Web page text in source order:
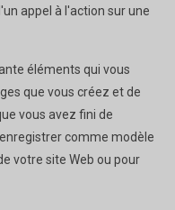
appel à l'action sur une
éléments qui vous
que vous créez et de
vous avez fini de
comme modèle
votre site Web ou pour